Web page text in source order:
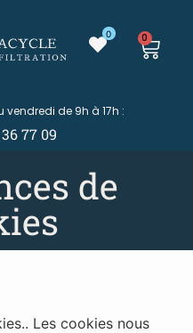
0 0
de 9h à 17h :
77 09
de
Les cookies nous